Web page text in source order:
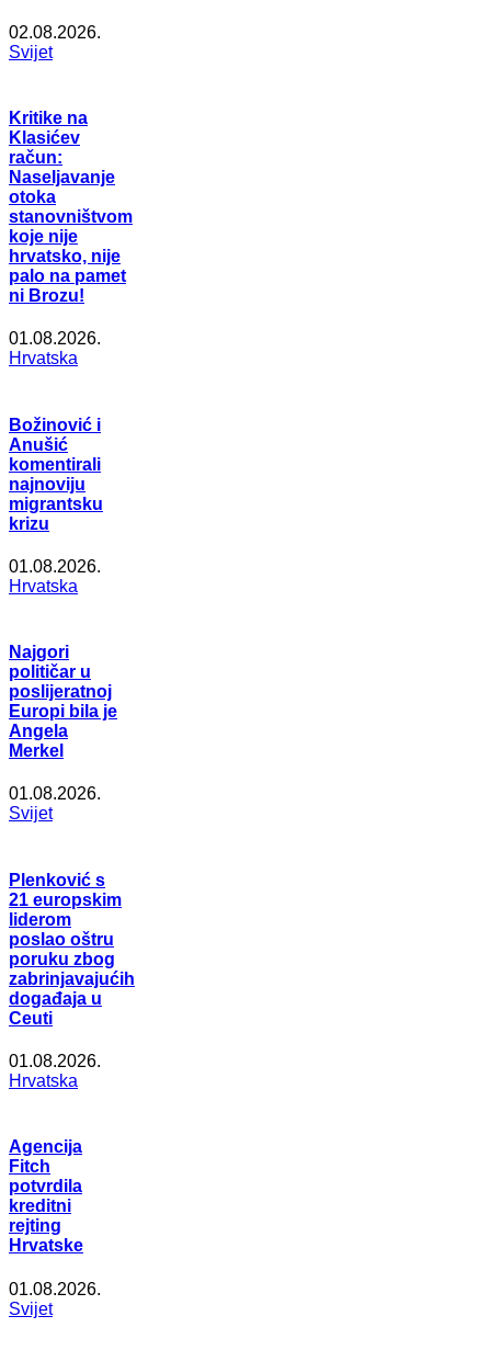
02.08.2026.
Svijet
Kritike na
Klasićev
račun:
Naseljavanje
otoka
stanovništvom
koje nije
hrvatsko, nije
palo na pamet
ni Brozu!
01.08.2026.
Hrvatska
Božinović i
Anušić
komentirali
najnoviju
migrantsku
krizu
01.08.2026.
Hrvatska
Najgori
političar u
poslijeratnoj
Europi bila je
Angela
Merkel
01.08.2026.
Svijet
Plenković s
21 europskim
liderom
poslao oštru
poruku zbog
zabrinjavajućih
događaja u
Ceuti
01.08.2026.
Hrvatska
Agencija
Fitch
potvrdila
kreditni
rejting
Hrvatske
01.08.2026.
Svijet